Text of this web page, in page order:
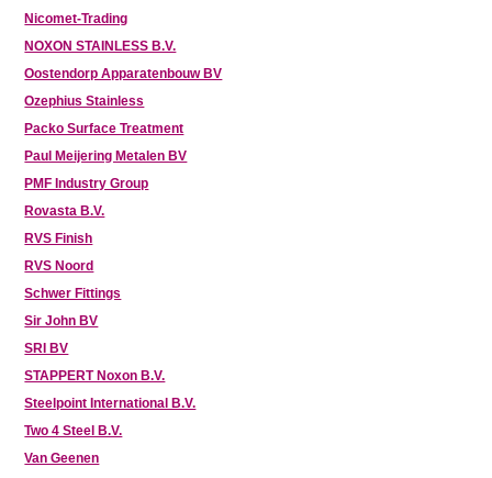
Nicomet-Trading
NOXON STAINLESS B.V.
Oostendorp Apparatenbouw BV
Ozephius Stainless
Packo Surface Treatment
Paul Meijering Metalen BV
PMF Industry Group
Rovasta B.V.
RVS Finish
RVS Noord
Schwer Fittings
Sir John BV
SRI BV
STAPPERT Noxon B.V.
Steelpoint International B.V.
Two 4 Steel B.V.
Van Geenen